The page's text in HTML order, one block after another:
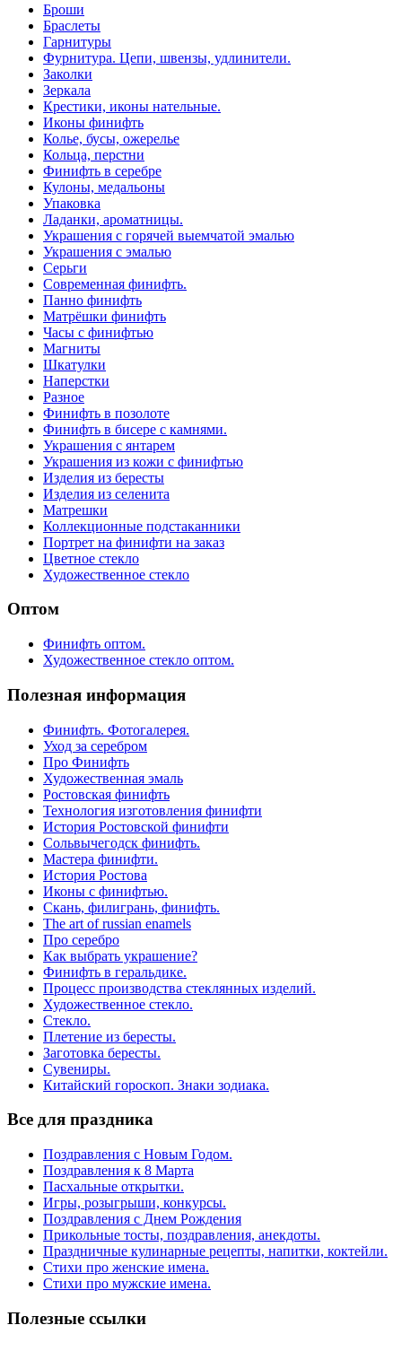
Броши
Браслеты
Гарнитуры
Фурнитура. Цепи, швензы, удлинители.
Заколки
Зеркала
Крестики, иконы нательные.
Иконы финифть
Колье, бусы, ожерелье
Кольца, перстни
Финифть в серебре
Кулоны, медальоны
Упаковка
Ладанки, ароматницы.
Украшения с горячей выемчатой эмалью
Украшения с эмалью
Серьги
Современная финифть.
Панно финифть
Матрёшки финифть
Часы с финифтью
Магниты
Шкатулки
Наперстки
Разное
Финифть в позолоте
Финифть в бисере с камнями.
Украшения с янтарем
Украшения из кожи с финифтью
Изделия из бересты
Изделия из селенита
Матрешки
Коллекционные подстаканники
Портрет на финифти на заказ
Цветное стекло
Художественное стекло
Оптом
Финифть оптом.
Художественное стекло оптом.
Полезная информация
Финифть. Фотогалерея.
Уход за серебром
Про Финифть
Художественная эмаль
Ростовская финифть
Технология изготовления финифти
История Ростовской финифти
Сольвычегодск финифть.
Мастера финифти.
История Ростова
Иконы с финифтью.
Скань, филигрань, финифть.
The art of russian enamels
Про серебро
Как выбрать украшение?
Финифть в геральдике.
Процесс производства стеклянных изделий.
Художественное стекло.
Стекло.
Плетение из бересты.
Заготовка бересты.
Сувениры.
Китайский гороскоп. Знаки зодиака.
Все для праздника
Поздравления с Новым Годом.
Поздравления к 8 Марта
Пасхальные открытки.
Игры, розыгрыши, конкурсы.
Поздравления с Днем Рождения
Прикольные тосты, поздравления, анекдоты.
Праздничные кулинарные рецепты, напитки, коктейли.
Стихи про женские имена.
Стихи про мужские имена.
Полезные ссылки